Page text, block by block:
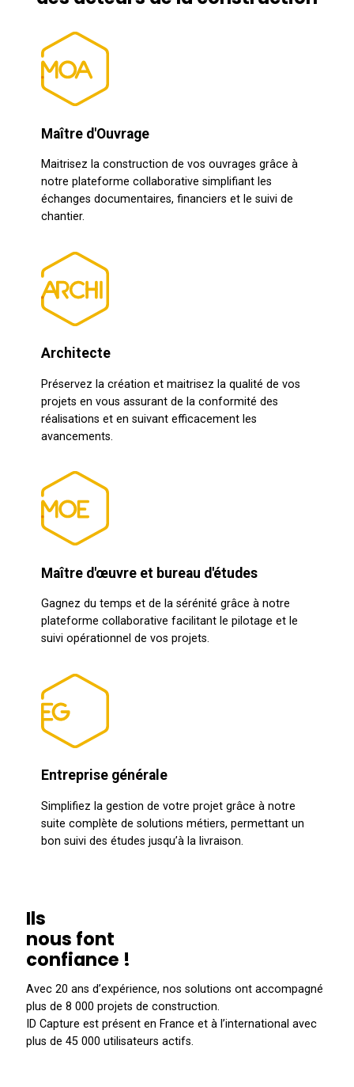
Maître d'Ouvrage
Maitrisez la construction de vos ouvrages grâce à
notre plateforme collaborative simplifiant les
échanges documentaires, financiers et le suivi de
chantier.
Architecte
Préservez la création et maitrisez la qualité de vos
projets en vous assurant de la conformité des
réalisations et en suivant efficacement les
avancements.
Maître d'œuvre et bureau d'études
Gagnez du temps et de la sérénité grâce à notre
plateforme collaborative facilitant le pilotage et le
suivi opérationnel de vos projets.
Entreprise générale
Simplifiez la gestion de votre projet grâce à notre
suite complète de solutions métiers, permettant un
bon suivi des études jusqu’à la livraison.
Ils
nous font
confiance !
Avec 20 ans d’expérience, nos solutions ont accompagné
plus de 8 000 projets de construction.
ID Capture est présent en France et à l’international avec
plus de 45 000 utilisateurs actifs.